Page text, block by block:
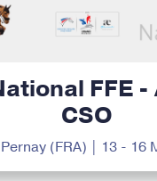
FFE -
CSO
(FRA) | 13 - 16